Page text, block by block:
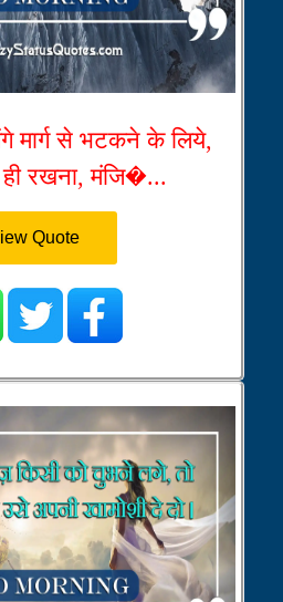
मार्ग से भटकने के लिये,
रखना, मंजि�...
Quote